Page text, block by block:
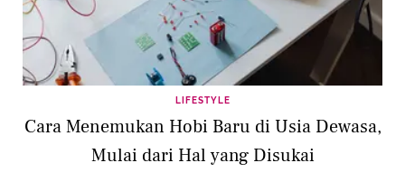
LIFESTYLE
Cara Menemukan Hobi Baru di Usia Dewasa,
Mulai dari Hal yang Disukai